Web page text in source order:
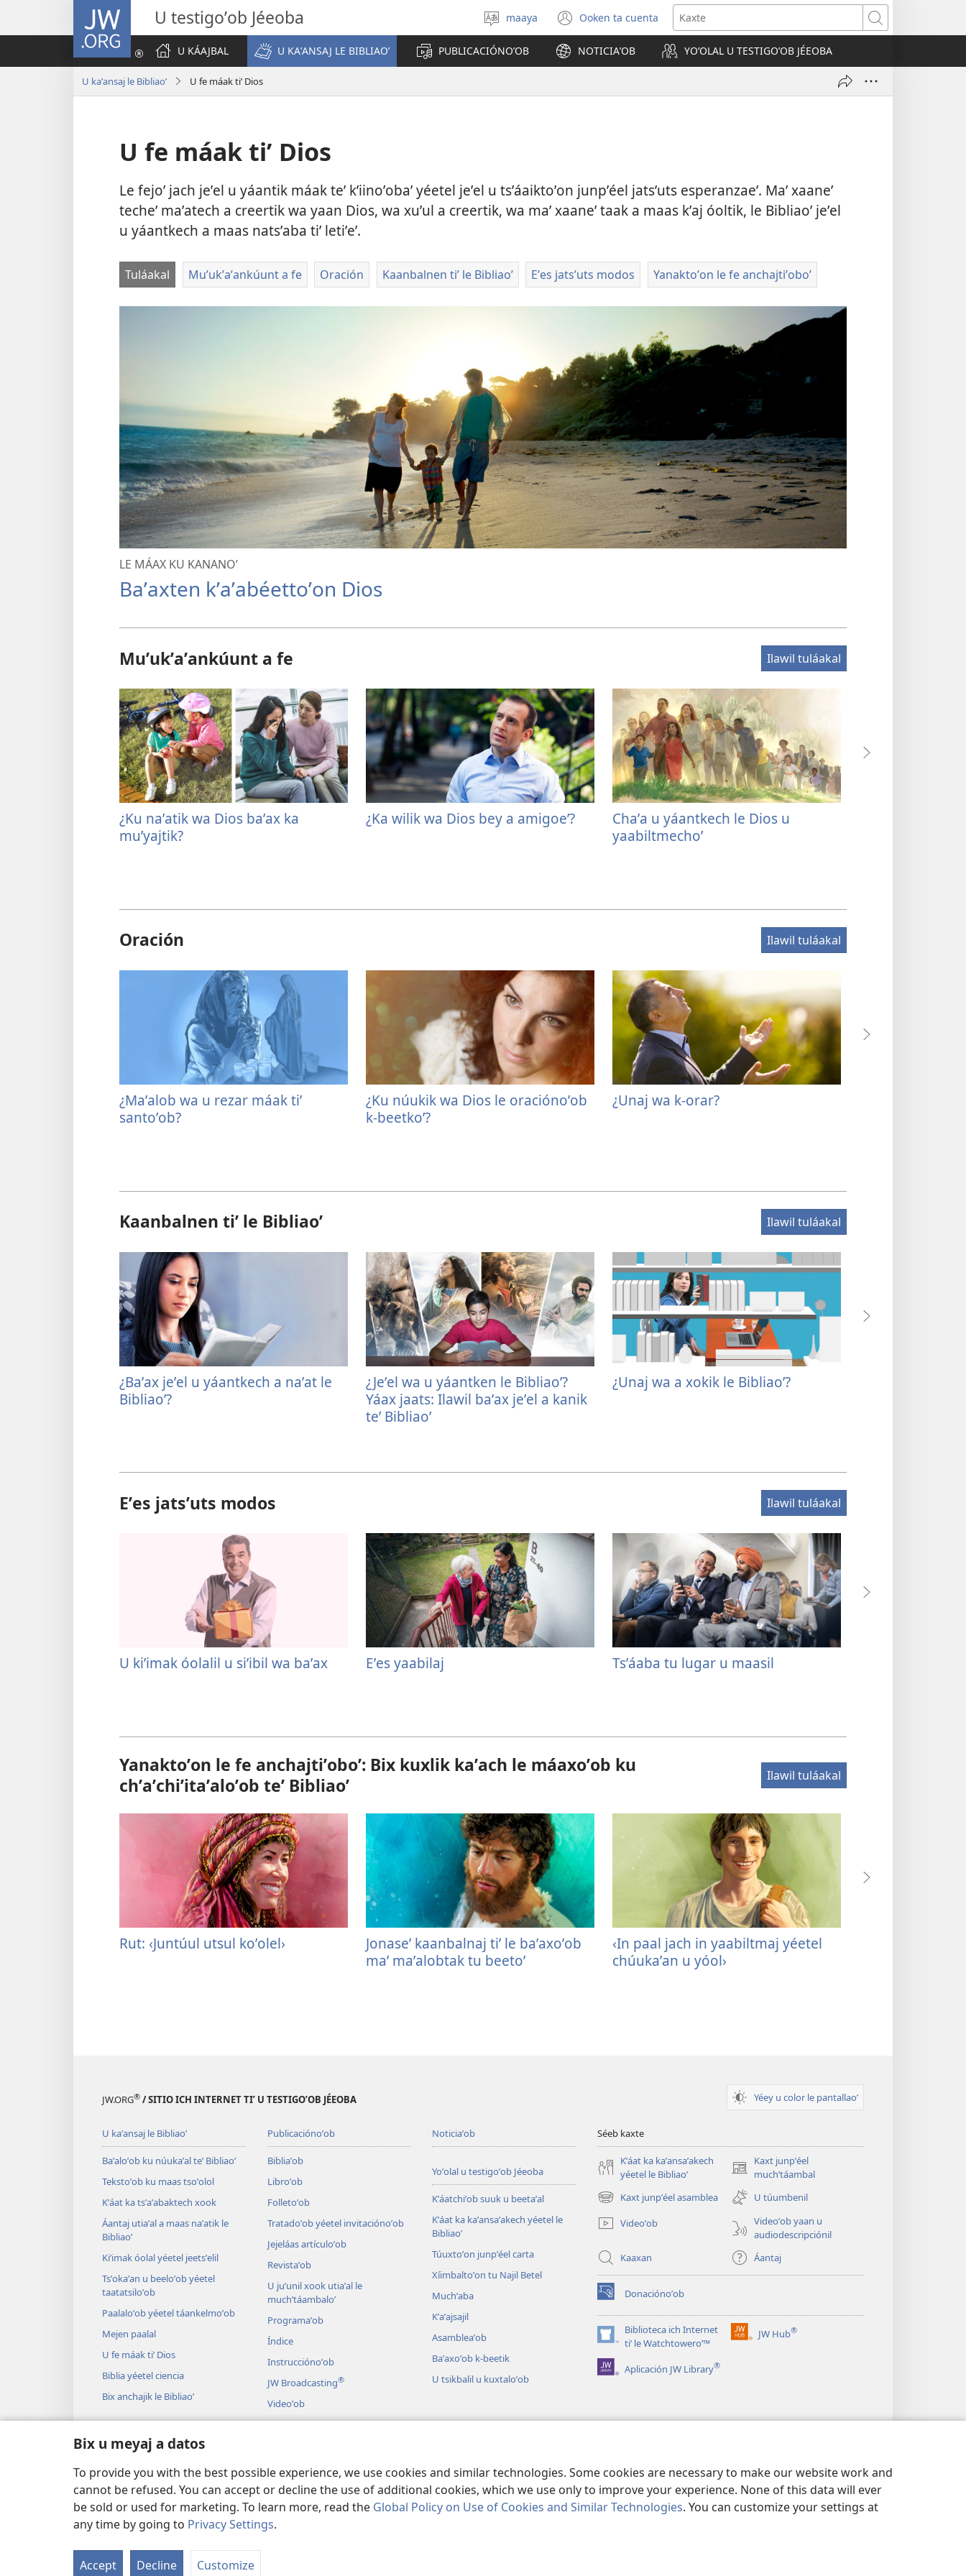
Bix u meyaj a datos
To provide you with the best possible experience, we use cookies and similar technologies. Some cookies are necessary to make our website work and
cannot be refused. You can accept or decline the use of additional cookies, which we use only to improve your experience. None of this data will ever
be sold or used for marketing. To learn more, read the Global Policy on Use of Cookies and Similar Technologies. You can customize your settings at
any time by going to Privacy Settings.
Accept Decline Customize
JW.ORG U testigoʼob Jéeoba
Yéey
u
idiomail
maaya Ooken ta cuenta
(opens
new
window)
Kaxte
U KÁAJBAL
U KAʼANSAJ LE BIBLIAOʼ PUBLICACIÓNOʼOB NOTICIAʼOB YOʼOLAL U TESTIGOʼOB JÉEOBA
U kaʼansaj le Bibliaoʼ U fe máak tiʼ Dios
U fe máak tiʼ Dios
Le fejoʼ jach jeʼel u yáantik máak teʼ kʼiinoʼobaʼ yéetel jeʼel u tsʼáaiktoʼon junpʼéel jatsʼuts esperanzaeʼ. Maʼ xaaneʼ
techeʼ maʼatech a creertik wa yaan Dios, wa xuʼul a creertik, wa maʼ xaaneʼ taak a maas kʼaj óoltik, le Bibliaoʼ jeʼel
u yáantkech a maas natsʼaba tiʼ letiʼeʼ.
Tuláakal Muʼukʼaʼankúunt a fe Oración Kaanbalnen tiʼ le Bibliaoʼ Eʼes jatsʼuts modos Yanaktoʼon le fe anchajtiʼoboʼ
LE MÁAX KU KANANOʼ
Baʼaxten kʼaʼabéettoʼon Dios
Muʼukʼaʼankúunt a fe Ilawil tuláakal
¿Ku naʼatik wa Dios baʼax ka
muʼyajtik?
¿Ka wilik wa Dios bey a amigoeʼ?
Chaʼa u yáantkech le Dios u
yaabiltmechoʼ
Oración Ilawil tuláakal
¿Maʼalob wa u rezar máak tiʼ
santoʼob?
¿Ku núukik wa Dios le oraciónoʼob
k-beetkoʼ?
¿Unaj wa k-orar?
Kaanbalnen tiʼ le Bibliaoʼ Ilawil tuláakal
¿Baʼax jeʼel u yáantkech a naʼat le
Bibliaoʼ?
¿Jeʼel wa u yáantken le Bibliaoʼ?
Yáax jaats: Ilawil baʼax jeʼel a kanik
teʼ Bibliaoʼ
¿Unaj wa a xokik le Bibliaoʼ?
Eʼes jatsʼuts modos Ilawil tuláakal
U kiʼimak óolalil u siʼibil wa baʼax Eʼes yaabilaj Tsʼáaba tu lugar u maasil
Yanaktoʼon le fe anchajtiʼoboʼ: Bix kuxlik kaʼach le máaxoʼob ku
chʼaʼchiʼitaʼaloʼob teʼ Bibliaoʼ
Ilawil tuláakal
Rut: ‹Juntúul utsul koʼolel›
Jonaseʼ kaanbalnaj tiʼ le baʼaxoʼob
maʼ maʼalobtak tu beetoʼ
‹In paal jach in yaabiltmaj yéetel
chúukaʼan u yóol›
JW.ORG® / SITIO ICH INTERNET TIʼ U TESTIGOʼOB JÉEOBA Yéey u color le pantallaoʼ
U kaʼansaj le Bibliaoʼ
Baʼaloʼob ku núukaʼal teʼ Bibliaoʼ
Tekstoʼob ku maas tsoʼolol
Kʼáat ka tsʼaʼabaktech xook
Áantaj utiaʼal a maas naʼatik le
Bibliaoʼ
Kiʼimak óolal yéetel jeetsʼelil
Tsʼokaʼan u beeloʼob yéetel
taatatsiloʼob
Paalaloʼob yéetel táankelmoʼob
Mejen paalal
U fe máak tiʼ Dios
Biblia yéetel ciencia
Bix anchajik le Bibliaoʼ
Publicaciónoʼob
Bibliaʼob
Libroʼob
Folletoʼob
Tratadoʼob yéetel invitaciónoʼob
Jejeláas artículoʼob
Revistaʼob
U juʼunil xook utiaʼal le
muchʼtáambaloʼ
Programaʼob
Índice
Instrucciónoʼob
JW Broadcasting®
Videoʼob
Paax
U audioil u tsikbaliloʼob le Bibliaoʼ
Noticiaʼob
Yoʼolal u testigoʼob Jéeoba
Kʼáatchiʼob suuk u beetaʼal
Kʼáat ka kaʼansaʼakech yéetel le
Bibliaoʼ
Túuxtoʼon junpʼéel carta
Xíimbaltoʼon tu Najil Betel
Muchʼaba
Kʼaʼajsajil
Asambleaʼob
Baʼaxoʼob k-beetik
U tsikbalil u kuxtaloʼob
Séeb kaxte
Kʼáat ka kaʼansaʼakech
yéetel le Bibliaoʼ
Kaxt junpʼéel
muchʼtáambal
(opens
new
window)
Kaxt junpʼéel asamblea
(opens
new
window)
U túumbenil
Videoʼob
Videoʼob yaan u
audiodescripciónil
Kaaxan
Áantaj
Donaciónoʼob
(opens
new
window)Biblioteca ich Internet
tiʼ le Watchtoweroʼ™
(opens
new
window)
JW Hub®
(opens
Aplicación JW Library®
Copyright© 2026 Watch Tower Bible and Tract Society of Pennsylvania.